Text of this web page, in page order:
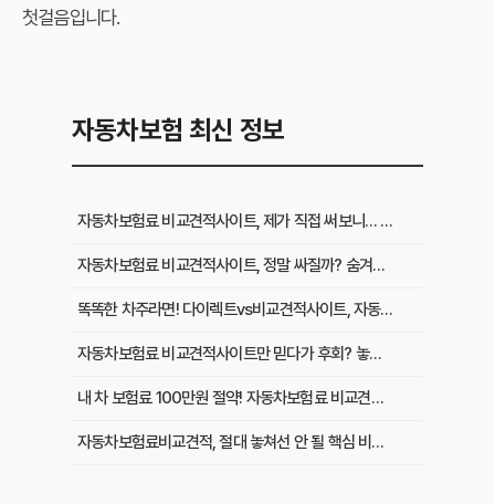
첫걸음입니다.
자동차보험 최신 정보
자동차보험료 비교견적사이트, 제가 직접 써보니… 갱신 전 꼭 알아야 할 것들
자동차보험료 비교견적사이트, 정말 싸질까? 숨겨진 혜택과 단점 완벽 해부
똑똑한 차주라면! 다이렉트vs비교견적사이트, 자동차보험료 할인율 전격 비교
자동차보험료 비교견적사이트만 믿다가 후회? 놓치기 쉬운 ‘이것’ 확인하세요!
내 차 보험료 100만원 절약! 자동차보험료 비교견적사이트 활용 꿀팁 5가지
자동차보험료비교견적, 절대 놓쳐선 안 될 핵심 비교 항목 5가지